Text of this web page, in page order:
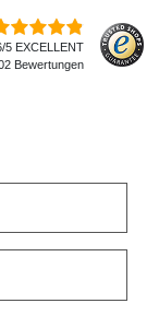
5 EXCELLENT
Bewertungen